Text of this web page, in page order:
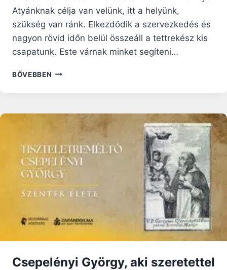
Atyánknak célja van velünk, itt a helyünk,
szükség van ránk. Elkezdődik a szervezkedés és
nagyon rövid időn belül összeáll a tettrekész kis
csapatunk. Este várnak minket segíteni…
BŐVEBBEN HÁBORÚS
VISSZATÉR
Csepelényi György, aki szeretettel